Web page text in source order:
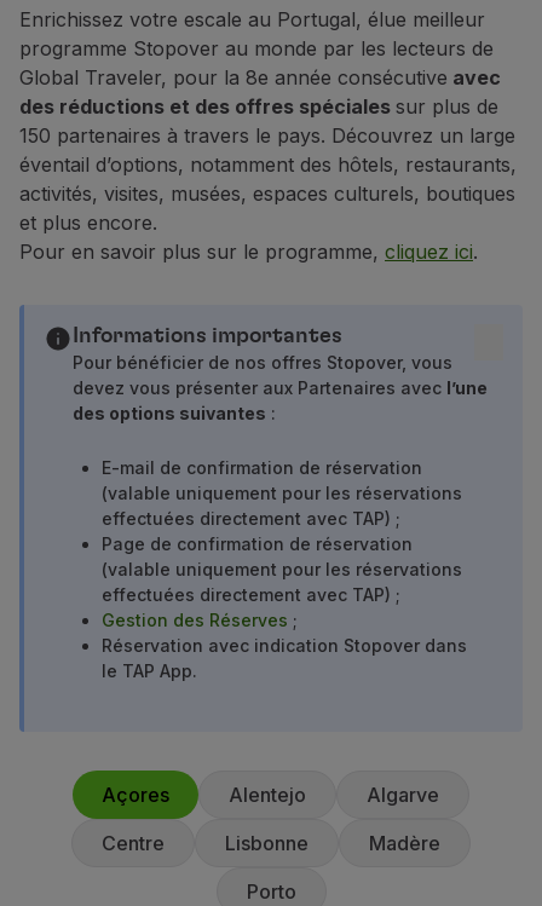
Extras et Upgrades
Facture en ligne
Bons TAP
Extras
Location de voiture
Assurance Voyage
Hébergement
Enregistrement
Informations d'Enregistrement
Découvrez le Programme
Accumuler des miles
Utiliser des miles
Partenaires
Promotions et Offres
Centre d'aide
Questions frequentes
Demandes et réclamations
Contacts
Informations utiles
Remboursements
Facture en ligne
jours
De plus, profitez de 25 % de
réduction sur tous les vols au
Portugal.
En savoir plus
Enrichissez votre escale au Portugal, élue meilleur
programme Stopover au monde par les lecteurs de
Global Traveler, pour la 8e année consécutive avec
des réductions et des offres spéciales sur plus de
150 partenaires à travers le pays. Découvrez un large
éventail d’options, notamment des hôtels, restaurants,
activités, visites, musées, espaces culturels, boutiques
et plus encore.
Pour en savoir plus sur le programme, cliquez ici.
Informations importantes
Pour bénéficier de nos offres Stopover, vous
devez vous présenter aux Partenaires avec l’une
des options suivantes :
E-mail de confirmation de réservation
(valable uniquement pour les réservations
effectuées directement avec TAP) ;
Page de confirmation de réservation
(valable uniquement pour les réservations
effectuées directement avec TAP) ;
Gestion des Réserves ;
Réservation avec indication Stopover dans
le TAP App.
Açores Alentejo
Algarve
Centre
Lisbonne
Madère
Porto